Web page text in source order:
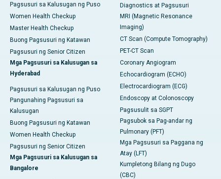
Pagsusuri sa Kalusugan ng Puso
Women Health Checkup
Master Health Checkup
Buong Pagsusuri ng Katawan
Pagsusuri ng Senior Citizen
Mga Pagsusuri sa Kalusugan sa
Hyderabad
Pagsusuri sa Kalusugan ng Puso
Pangunahing Pagsusuri sa
Kalusugan
Buong Pagsusuri ng Katawan
Women Health Checkup
Pagsusuri ng Senior Citizen
Mga Pagsusuri sa Kalusugan sa
Bangalore
Diagnostics at Pagsusuri
MRI (Magnetic Resonance
Imaging)
CT Scan (Compute Tomography)
PET-CT Scan
Coronary Angiogram
Echocardiogram (ECHO)
Electrocardiogram (ECG)
Endoscopy at Colonoscopy
Pagsusulit sa SGPT
Pagsubok sa Pag-andar ng
Pulmonary (PFT)
Mga Pagsusuri sa Paggana ng
Atay (LFT)
Kumpletong Bilang ng Dugo
(CBC)